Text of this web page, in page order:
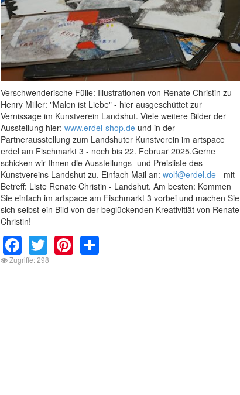
Verschwenderische Fülle: Illustrationen von Renate Christin zu
Henry Miller: "Malen ist Liebe" - hier ausgeschüttet zur
Vernissage im Kunstverein Landshut. Viele weitere Bilder der
Ausstellung hier: www.erdel-shop.deund in der
Partnerausstellung zum Landshuter Kunstverein im artspace
erdel am Fischmarkt 3 - noch bis 22. Februar 2025.Gerne
schicken wir Ihnen die Ausstellungs- und Preisliste des
Kunstvereins Landshut zu. Einfach Mail an: wolf@erdel.de- mit
Betreff: Liste Renate Christin - Landshut. Am besten: Kommen
Sie einfach im artspace am Fischmarkt 3 vorbei und machen Sie
sich selbst ein Bild von der beglückenden Kreativitiät von Renate
Christin!
Facebook
TwitterPinterest
Share
Zugriffe: 298